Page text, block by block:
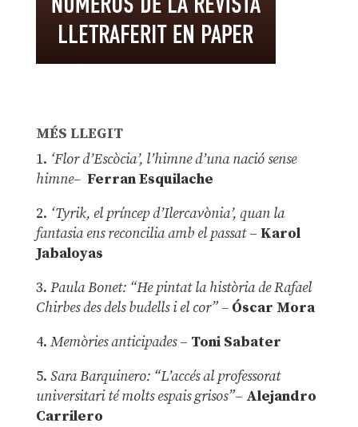
MÉS LLEGIT
1. ‘Flor d’Escòcia’, l’himne d’una nació sense
himne– Ferran Esquilache
2. ‘Tyrik, el príncep d’Ilercavònia’, quan la
fantasia ens reconcilia amb el passat– Karol
Jabaloyas
3. Paula Bonet: “He pintat la història de Rafael
Chirbes des dels budells i el cor” –Óscar Mora
4. Memòries anticipades– Toni Sabater
5. Sara Barquinero: “L’accés al professorat
universitari té molts espais grisos”– Alejandro
Carrilero